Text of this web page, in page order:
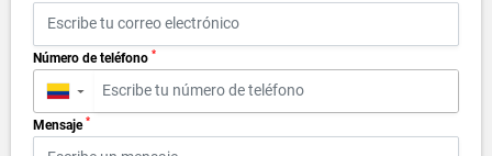
Número de teléfono *
▼
Mensaje *